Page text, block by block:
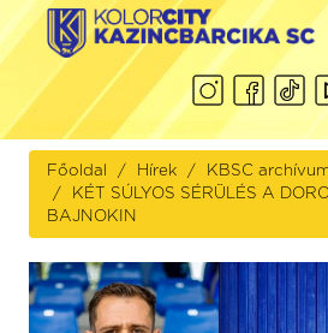
Főoldal Hírek
KBSC
KÉT SÚLYOS SÉRÜLÉS A
BAJNOKIN